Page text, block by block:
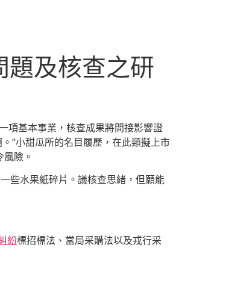
題及核查之研
基本事業，核查成果將間接影響證
”小甜瓜所的名目履歷，在此類擬上市
險。
些水果紙碎片。議核查思緒，但願能
紛標招標法、當局采購法以及戎行采